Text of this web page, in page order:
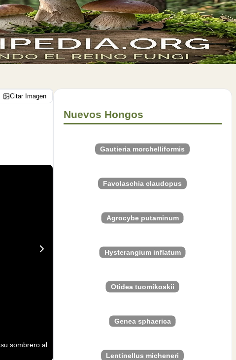
Citar Imagen
sombrero al
Nuevos Hongos
Gautieria morchelliformis
Favolaschia claudopus
Agrocybe putaminum
Hysterangium inflatum
Otidea tuomikoskii
Genea sphaerica
Lentinellus micheneri